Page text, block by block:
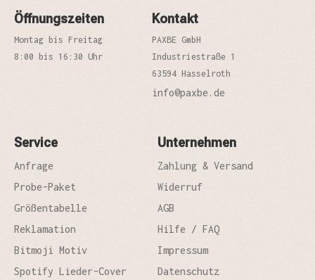
Öffnungszeiten
Montag bis Freitag
8:00 bis 16:30 Uhr
Kontakt
PAXBE GmbH
Industriestraße 1
63594 Hasselroth
info@paxbe.de
Service
Anfrage
Probe-Paket
Größentabelle
Reklamation
Bitmoji Motiv
Spotify Lieder-Cover
Unternehmen
Zahlung & Versand
Widerruf
AGB
Hilfe / FAQ
Impressum
Datenschutz